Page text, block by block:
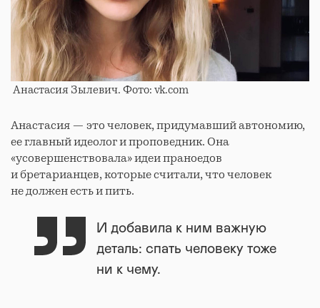
Анастасия Зылевич. Фото: vk.com
Анастасия — это человек, придумавший автономию,
ее главный идеолог и проповедник. Она
«усовершенствовала» идеи праноедов
и бретарианцев, которые считали, что человек
не должен есть и пить.
И добавила к ним важную
деталь: спать человеку тоже
ни к чему.